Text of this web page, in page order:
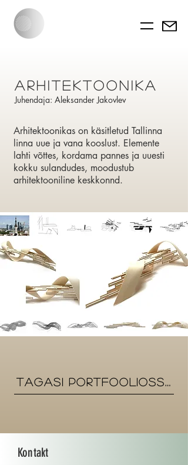
arhitektoonika
Juhendaja: Aleksander Jakovlev
Arhitektoonikas on käsitletud Tallinna
linna uue ja vana kooslust. Elemente
lahti võttes, kordama pannes ja uuesti
kokku sulandudes, moodustub
arhitektooniline keskkonnd.
Tagasi portfooliosse
Kontakt